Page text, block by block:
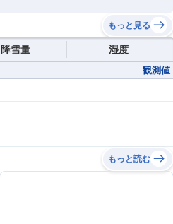
もっと見る
降雪量 湿度
観測値
もっと読む